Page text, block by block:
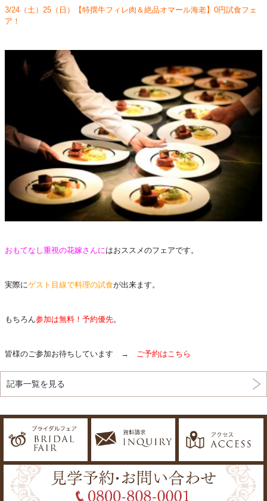
3/24（土）25（日）【特撰牛フィレ肉＆絶品オマール海老】0円試食フェ
ア！
おもてなし重視の花嫁さんにはおススメのフェアです。
実際にゲスト目線で料理の試食が出来ます。
もちろん参加は無料！予約優先。
皆様のご参加お待ちしています → ご予約はこちら
記事一覧を見る